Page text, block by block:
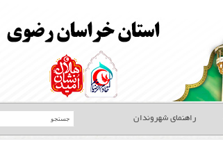
راهنمای شهروندان